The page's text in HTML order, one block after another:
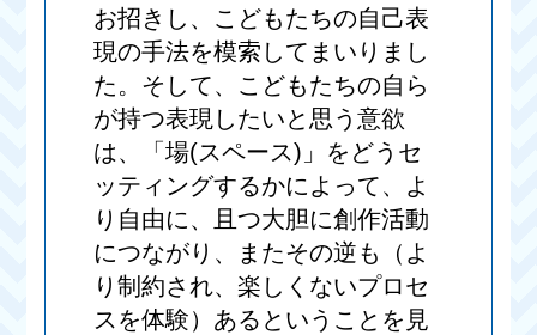
お招きし、こどもたちの自己表
現の手法を模索してまいりまし
た。そして、こどもたちの自ら
が持つ表現したいと思う意欲
は、「場(スペース)」をどうセ
ッティングするかによって、よ
り自由に、且つ大胆に創作活動
につながり、またその逆も（よ
り制約され、楽しくないプロセ
スを体験）あるということを見